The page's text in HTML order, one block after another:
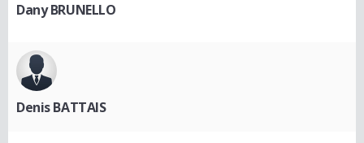
Dany BRUNELLO
Denis BATTAIS